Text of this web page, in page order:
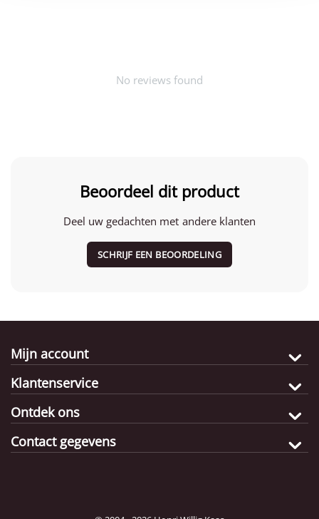
No reviews found
Beoordeel dit product
Deel uw gedachten met andere klanten
SCHRIJF EEN BEOORDELING
Mijn account
Klantenservice
Ontdek ons
Contact gegevens